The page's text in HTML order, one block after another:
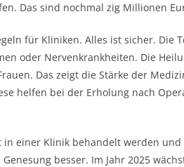
Das sind nochmal zig Millionen
für Kliniken. Alles ist sicher. Die
oder Nervenkrankheiten. Die
Das zeigt die Stärke der
helfen bei der Erholung nach
einer Klinik behandelt werden
besser. Im Jahr 2025